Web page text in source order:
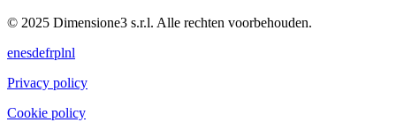
© 2025 Dimensione3 s.r.l. Alle rechten voorbehouden.
enesdefrplnl
Privacy policy
Cookie policy